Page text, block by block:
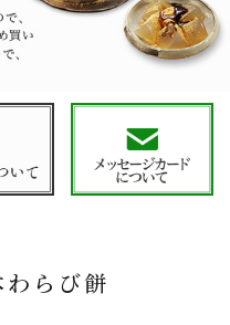
らび餅